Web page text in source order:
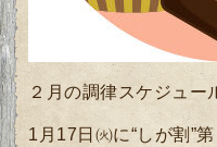
２月の調律スケジュー
1月17日㈫に“しが割”